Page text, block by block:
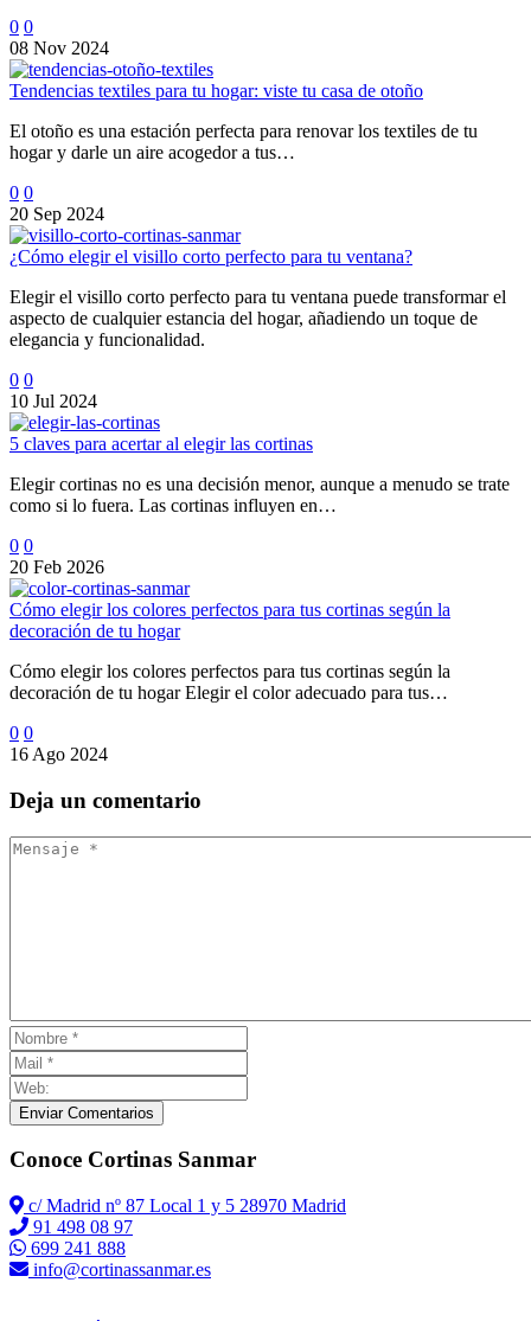
0 0
08 Nov 2024
Tendencias textiles para tu hogar: viste tu casa de otoño
El otoño es una estación perfecta para renovar los textiles de tu
hogar y darle un aire acogedor a tus…
0 0
20 Sep 2024
¿Cómo elegir el visillo corto perfecto para tu ventana?
Elegir el visillo corto perfecto para tu ventana puede transformar el
aspecto de cualquier estancia del hogar, añadiendo un toque de
elegancia y funcionalidad.
0 0
10 Jul 2024
5 claves para acertar al elegir las cortinas
Elegir cortinas no es una decisión menor, aunque a menudo se trate
como si lo fuera. Las cortinas influyen en…
0 0
20 Feb 2026
Cómo elegir los colores perfectos para tus cortinas según la
decoración de tu hogar
Cómo elegir los colores perfectos para tus cortinas según la
decoración de tu hogar Elegir el color adecuado para tus…
0 0
16 Ago 2024
Deja un comentario
Enviar Comentarios
Conoce Cortinas Sanmar
c/ Madrid nº 87 Local 1 y 5 28970 Madrid
91 498 08 97
699 241 888
info@cortinassanmar.es